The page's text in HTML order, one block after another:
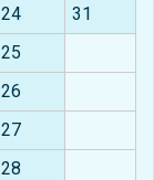
24
31
25
26
27
28